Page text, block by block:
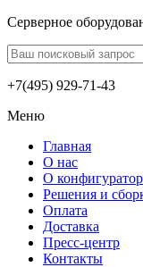
Серверное
+7(495) 929-71-43
Меню
Главная
О нас
О
Решения и
Оплата
Доставка
Пресс-центр
Контакты